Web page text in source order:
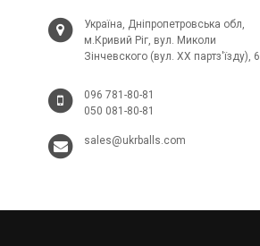
Україна, Дніпропетровська обл,
м.Кривий Ріг, вул. Миколи
Зінчевского (вул. ХХ партз'їзду), 6
096 781-80-81
050 081-80-81
sales@ukrballs.com